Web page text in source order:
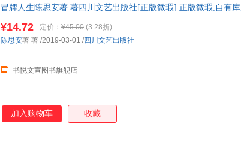
跳跃与定格，去捕捉漂流个体的身体化知识——爱或者恐惧，欲
冒牌人生陈思安著 著四川文艺出版社[正版微瑕] 正版微瑕,自有
¥14.72 定价： ¥45.00 (3.28折)
书悦文宣图书旗舰店
陈思安著 著 /2019-03-01 /四川文艺出版社
加入购物车 收藏